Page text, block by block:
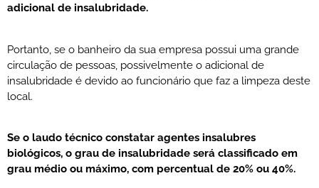
adicional de insalubridade.
Portanto, se o banheiro da sua empresa possui uma grande
circulação de pessoas, possivelmente o adicional de
insalubridade é devido ao funcionário que faz a limpeza deste
local.
Se o laudo técnico constatar agentes insalubres
biológicos, o grau de insalubridade será classificado em
grau médio ou máximo, com percentual de 20% ou 40%.